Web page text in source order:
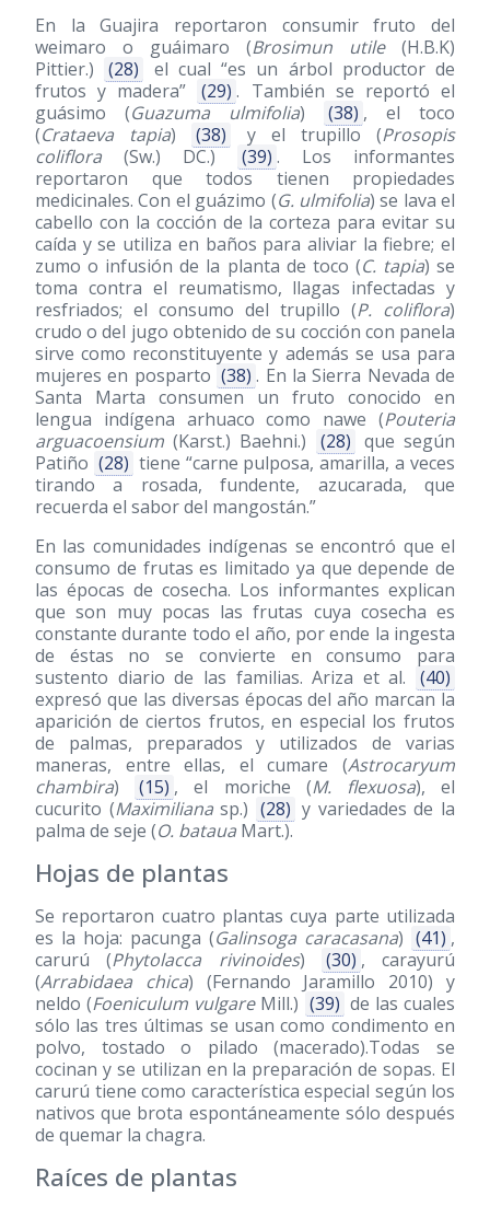
En la Guajira reportaron consumir fruto del
weimaro o guáimaro (Brosimun utile(H.B.K)
Pittier.)
(28)
el cual “es un árbol productor de
frutos y madera”
(29) . También se reportó el
guásimo (Guazuma ulmifolia) (38) , el toco
(Crataeva tapia) (38) y el trupillo (Prosopis
coliflora (Sw.) DC.) (39) . Los informantes
reportaron que todos tienen propiedades
medicinales. Con el guázimo (G. ulmifolia) se lava el
cabello con la cocción de la corteza para evitar su
caída y se utiliza en baños para aliviar la fiebre; el
zumo o infusión de la planta de toco (C. tapia) se
toma contra el reumatismo, llagas infectadas y
resfriados; el consumo del trupillo (P. coliflora)
crudo o del jugo obtenido de su cocción con panela
sirve como reconstituyente y además se usa para
mujeres en posparto (38) . En la Sierra Nevada de
Santa Marta consumen un fruto conocido en
lengua indígena arhuaco como nawe (Pouteria
arguacoensium(Karst.) Baehni.) (28) que según
Patiño (28) tiene “carne pulposa, amarilla, a veces
tirando a rosada, fundente, azucarada, que
recuerda el sabor del mangostán.”
En las comunidades indígenas se encontró que el
consumo de frutas es limitado ya que depende de
las épocas de cosecha. Los informantes explican
que son muy pocas las frutas cuya cosecha es
constante durante todo el año, por ende la ingesta
de éstas no se convierte en consumo para
sustento diario de las familias. Ariza et al.
(40)
expresó que las diversas épocas del año marcan la
aparición de ciertos frutos, en especial los frutos
de palmas, preparados y utilizados de varias
maneras, entre ellas, el cumare (Astrocaryum
chambira) (15) , el moriche (M. flexuosa), el
cucurito (Maximilianasp.) (28) y variedades de la
palma de seje (O. bataua Mart.).
Hojas de plantas
Se reportaron cuatro plantas cuya parte utilizada
es la hoja: pacunga (Galinsoga caracasana) (41) ,
carurú (Phytolacca rivinoides) (30) , carayurú
(Arrabidaea chica) (Fernando Jaramillo 2010) y
neldo (Foeniculum vulgareMill.) (39) de las cuales
sólo las tres últimas se usan como condimento en
polvo, tostado o pilado (macerado).Todas se
cocinan y se utilizan en la preparación de sopas. El
carurú tiene como característica especial según los
nativos que brota espontáneamente sólo después
de quemar la chagra.
Raíces de plantas